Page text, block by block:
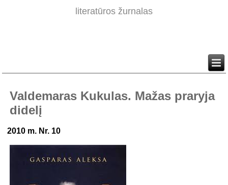
literatūros žurnalas
Valdemaras Kukulas. Mažas praryja
didelį
2010 m. Nr. 10